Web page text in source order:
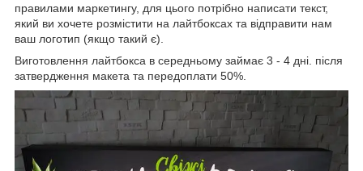
правилами маркетингу, для цього потрібно написати текст,
який ви хочете розмістити на лайтбоксах та відправити нам
ваш логотип (якщо такий є).
Виготовлення лайтбокса в середньому займає 3 - 4 дні. після
затвердження макета та передоплати 50%.